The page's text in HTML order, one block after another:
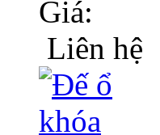
Giá:
Liên hệ